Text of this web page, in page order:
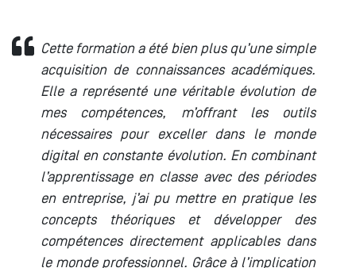
Cette formation a été bien plus qu’une simple
acquisition de connaissances académiques.
Elle a représenté une véritable évolution de
mes compétences, m’offrant les outils
nécessaires pour exceller dans le monde
digital en constante évolution. En combinant
l’apprentissage en classe avec des périodes
en entreprise, j’ai pu mettre en pratique les
concepts théoriques et développer des
compétences directement applicables dans
le monde professionnel. Grâce à l’implication